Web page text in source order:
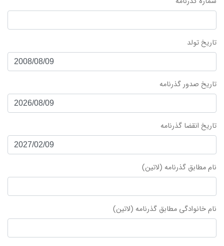
تاریخ تولد
تاریخ صدور گذرنامه
تاریخ انقضا گذرنامه
نام مطابق گذرنامه (لاتین)
نام خانوادگی مطابق گذرنامه (لاتین)